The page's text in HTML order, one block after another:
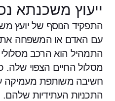
ייעוץ משכנתא
התפקיד הנוסף של יועץ
עם האדם או המשפחה את
התמהיל הוא הרכב
מסלול החיים הצפוי שלה.
חשיבה משותפת מעמיקה
התכניות העתידיות שלהם.